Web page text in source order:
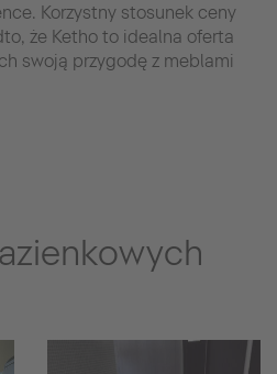
Korzystny stosunek ceny
że Ketho to idealna oferta
swoją przygodę z meblami